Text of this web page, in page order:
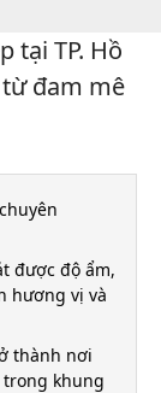
tại TP. Hồ
đam mê
được độ ẩm,
hương vị và
thành nơi
khung